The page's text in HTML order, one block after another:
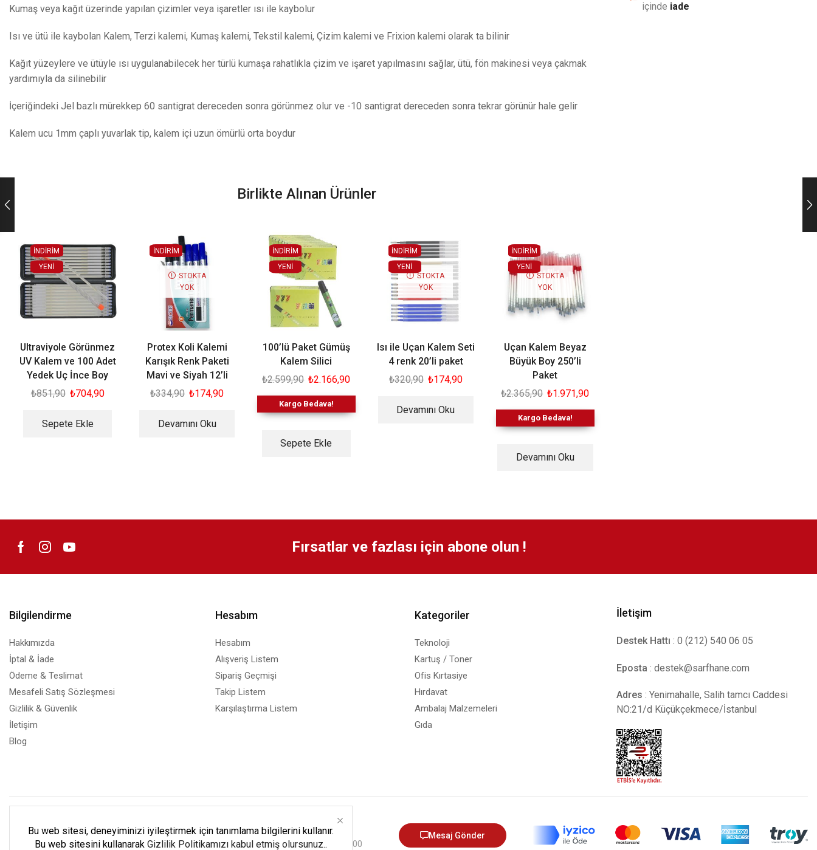
Kumaş veya kağıt üzerinde yapılan çizimler veya işaretler ısı ile kaybolur
Isı ve ütü ile kaybolan Kalem, Terzi kalemi, Kumaş kalemi, Tekstil kalemi, Çizim kalemi ve Frixion kalemi olarak ta bilinir
Kağıt yüzeylere ve ütüyle ısı uygulanabilecek her türlü kumaşa rahatlıkla çizim ve işaret yapılmasını sağlar, ütü, fön makinesi veya çakmak
yardımıyla da silinebilir
İçeriğindeki Jel bazlı mürekkep 60 santigrat dereceden sonra görünmez olur ve -10 santigrat dereceden sonra tekrar görünür hale gelir
Kalem ucu 1mm çaplı yuvarlak tip, kalem içi uzun ömürlü orta boydur
Birlikte Alınan Ürünler
İNDİRİM
YENI
Ultraviyole Görünmez
UV Kalem ve 100 Adet
Yedek Uç İnce Boy
₺851,90 ₺704,90
Sepete Ekle
İNDİRİM
STOKTA
YOK
Protex Koli Kalemi
Karışık Renk Paketi
Mavi ve Siyah 12’li
₺334,90 ₺174,90
Devamını Oku
İNDİRİM
YENI
100’lü Paket Gümüş
Kalem Silici
₺2.599,90 ₺2.166,90
Kargo Bedava!
Sepete Ekle
İNDİRİM
YENI
STOKTA
YOK
Isı ile Uçan Kalem Seti
4 renk 20’li paket
₺320,90 ₺174,90
Devamını Oku
İNDİRİM
YENI
STOKTA
YOK
Uçan Kalem Beyaz
Büyük Boy 250’li
Paket
₺2.365,90 ₺1.971,90
Kargo Bedava!
Devamını Oku
içinde iade
Fırsatlar ve fazlası için abone olun !
Bilgilendirme
Hakkımızda
İptal & İade
Ödeme & Teslimat
Mesafeli Satış Sözleşmesi
Gizlilik & Güvenlik
İletişim
Blog
Hesabım
Hesabım
Alışveriş Listem
Sipariş Geçmişi
Takip Listem
Karşılaştırma Listem
Kategoriler
Teknoloji
Kartuş / Toner
Ofis Kırtasiye
Hırdavat
Ambalaj Malzemeleri
Gıda
İletişim
Destek Hattı : 0 (212) 540 06 05
Eposta : destek@sarfhane.com
Adres : Yenimahalle, Salih tamcı Caddesi
NO:21/d Küçükçekmece/İstanbul
Müşteri Destek Hattı (212) 540 06 05
Pazartesi - Cuma: 9:00 - 18:00 Cumartesi - 9:00 - 13:00
Mesaj Gönder
Bu web sitesi, deneyiminizi iyileştirmek için tanımlama bilgilerini kullanır.
Bu web sitesini kullanarak Gizlilik Politikamızı kabul etmiş olursunuz..